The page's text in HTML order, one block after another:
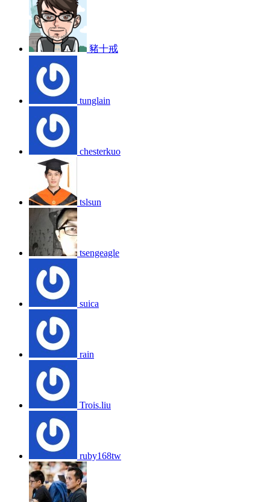
豬十戒
tunglain
chesterkuo
tslsun
tsengeagle
suica
rain
Trois.liu
ruby168tw